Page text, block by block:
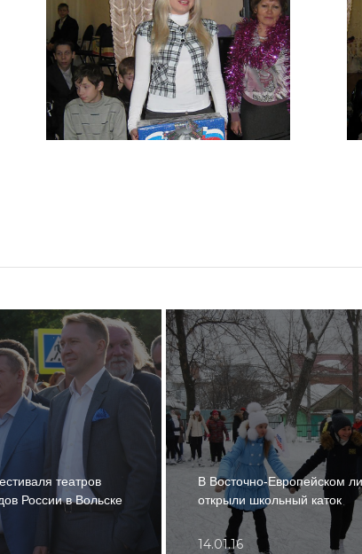
театров
России в Вольске
В Восточно-Европейском
открыли школьный каток
14.01.16